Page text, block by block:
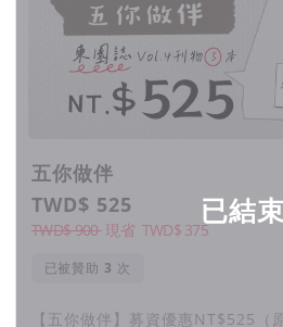
《東園誌》於2018年發跡於百年老
蚋仔核心的交通、生活要道，乘載著
性，故以「東園誌」為名，從返鄉青
仔在地故事。
宜、輕鬆有趣的內容，以多元的主題
深地方的能見度，讓讀者認識加蚋仔
景，更可以沿著歷史脈絡、循著地理
臨的問題，期許大家能長期關注該區
已結束
五你做伴
TWD$ 525
TWD$ 900現省 TWD$ 375
已被贊助 次
【五你做伴】募資優惠NT$525（